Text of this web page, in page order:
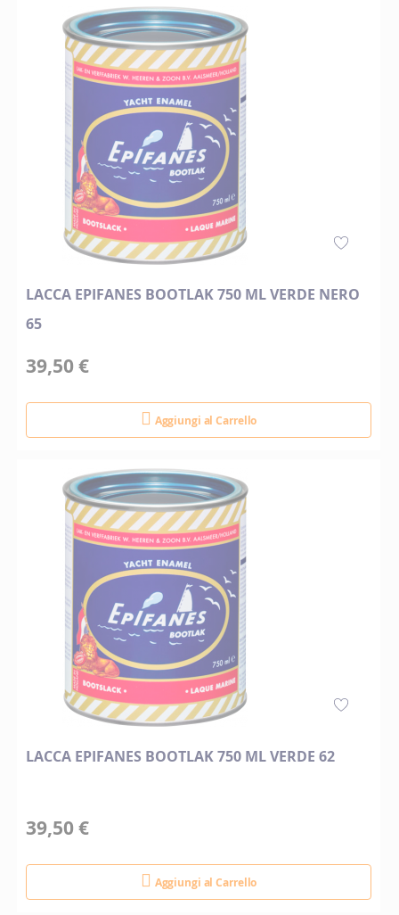
LACCA EPIFANES BOOTLAK 750 ML VERDE NERO
65
39,50 €
Aggiungi al Carrello
LACCA EPIFANES BOOTLAK 750 ML VERDE 62
39,50 €
Aggiungi al Carrello